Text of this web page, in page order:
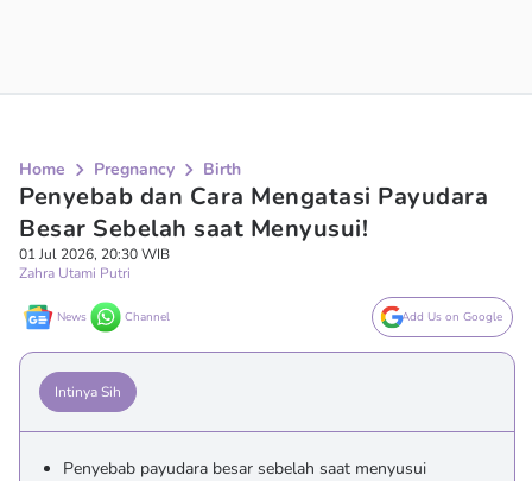
Home Pregnancy Birth
Penyebab dan Cara Mengatasi Payudara
Besar Sebelah saat Menyusui!
01 Jul 2026, 20:30 WIB
Zahra Utami Putri
News Channel Add Us on Google
Intinya Sih
Penyebab payudara besar sebelah saat menyusui